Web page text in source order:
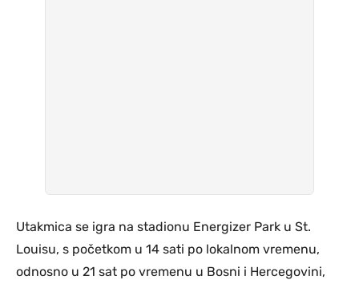
Utakmica se igra na stadionu Energizer Park u St.
Louisu, s početkom u 14 sati po lokalnom vremenu,
odnosno u 21 sat po vremenu u Bosni i Hercegovini,